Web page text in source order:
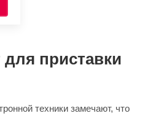
для приставки
техники замечают, что